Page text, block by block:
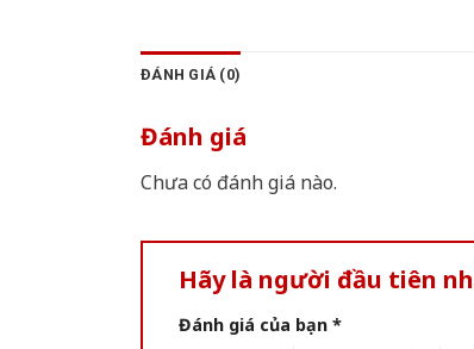
ĐÁNH GIÁ (0)
Đánh giá
Chưa có đánh giá nào.
Hãy là người đầu tiên
Đánh giá của bạn *